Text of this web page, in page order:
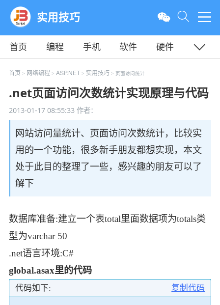
实用技巧
首页 编程 手机 软件
硬件
教程
平面 服务器
首页 > 网络编程 > ASP.NET > 实用技巧 > 页面访问统计
.net页面访问次数统计实现原理与代码
2013-01-17 08:55:33作者：
网站访问量统计、页面访问次数统计，比较实
用的一个功能，很多新手朋友都想实现，本文
处于此目的整理了一些，感兴趣的朋友可以了
解下
数据库准备:建立一个表total里面数据项为totals类
型为varchar 50
.net语言环境:C#
global.asax里的代码
复制代码
代码如下: